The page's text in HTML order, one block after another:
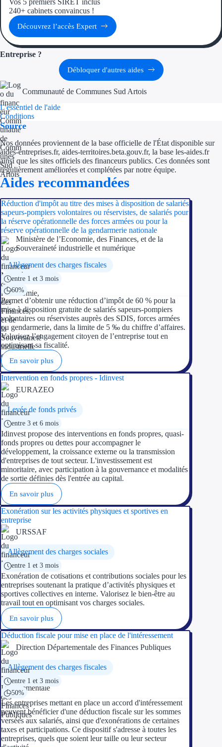
Aides Région
Aides Région Île-
Aides Région
Aides Région
Outre-mer
Aides Région
Aides Région
Couvertures
Aides Européennes
Ressources
Blog
240+ cabinets convaincus !
Découvrez l’accès Expert
Entreprise ?
Débloquer d'autres aides
Communauté de Communes Sud Artois
L'essentiel de l'aide
Conditions
Source
Nos données proviennent de la base officielle de l'État disponible sur
aides-entreprises.fr, aides-territoires.beta.gouv.fr, la base les-aides.fr
ainsi que les sites officiels des financeurs publics. Ces données sont
régulièrement améliorées et complétées par notre équipe.
Aides recommandées
Réduction d'impôt au titre des mises à disposition de salariés
sapeurs-pompiers volontaires ou réservistes, de salariés pour
la réserve opérationnelle des forces armées ou pour la
réserve opérationnelle de la gendarmerie nationale
Ministère de l’Economie, des Finances, et de la
Souveraineté industrielle et numérique
Allègement des charges fiscales
entre 1 et 3 mois
60%
Permet d’obtenir une réduction d’impôt de 60 % pour la
mise à disposition gratuite de salariés sapeurs-pompiers
volontaires ou réservistes auprès des SDIS, forces armées
ou gendarmerie, dans la limite de 5 ‰ du chiffre d’affaires.
Valorisez l’engagement citoyen de l’entreprise tout en
optimisant sa fiscalité.
En savoir plus
Intervention en fonds propres - Idinvest
EURAZEO
Levée de fonds privés
entre 3 et 6 mois
Idinvest propose des interventions en fonds propres, quasi-
fonds propres ou dettes pour accompagner le
développement, la croissance externe ou la transmission
d'entreprises de tout secteur. L'investissement est
minoritaire, avec participation à la gouvernance et modalités
de sortie définies dès l'entrée au capital.
En savoir plus
Exonération sur les activités physiques et sportives en
entreprise
URSSAF
Allègement des charges sociales
entre 1 et 3 mois
Exonération de cotisations et contributions sociales pour les
entreprises soutenant la pratique d’activités physiques et
sportives collectives en interne. Valorisez le bien-être au
travail tout en optimisant vos charges sociales.
En savoir plus
Déduction fiscale pour mise en place de l'intéressement
Direction Départementale des Finances Publiques
Allègement des charges fiscales
entre 1 et 3 mois
50%
Les entreprises mettant en place un accord d'intéressement
peuvent bénéficier d'une déduction fiscale sur les sommes
versées aux salariés, ainsi que d'exonérations de certaines
taxes et participations. Ce dispositif s'adresse à toutes les
entreprises, quels que soient leur taille ou leur secteur